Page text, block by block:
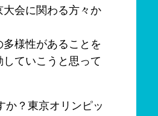
会に関わる方々か
様性があることを
ていこうと思って
か？東京オリンピッ